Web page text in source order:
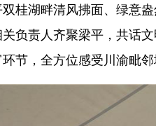
桂湖畔清风拂面、绿意
负责人齐聚梁平，共话
节，全方位感受川渝毗